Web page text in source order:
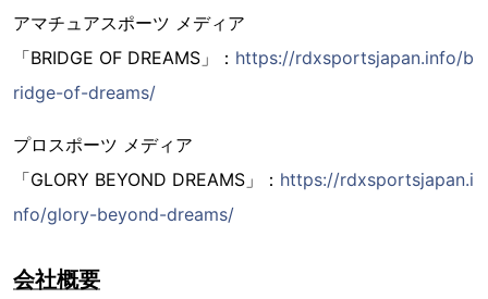
アマチュアスポーツ メディア
「BRIDGE OF DREAMS」： https://rdxsportsjapan.info/b
ridge-of-dreams/
プロスポーツ メディア
「GLORY BEYOND DREAMS」： https://rdxsportsjapan.i
nfo/glory-beyond-dreams/
会社概要